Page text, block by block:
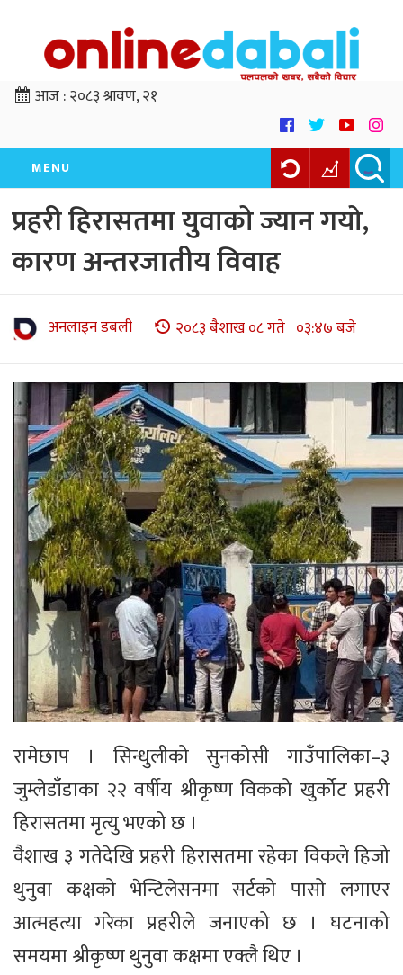
आज :२०८३ श्रावण, २१
MENU
प्रहरी हिरासतमा युवाको ज्यान गयो,
कारण अन्तरजातीय विवाह
अनलाइन डबली २०८३ बैशाख ०८ गते ०३:४७ बजे
रामेछाप । सिन्धुलीको सुनकोसी गाउँपालिका–३
जुम्लेडाँडाका २२ वर्षीय श्रीकृष्ण विकको खुर्कोट प्रहरी
हिरासतमा मृत्यु भएको छ ।
वैशाख ३ गतेदेखि प्रहरी हिरासतमा रहेका विकले हिजो
थुनुवा कक्षको भेन्टिलेसनमा सर्टको पासो लगाएर
आत्महत्या गरेका प्रहरीले जनाएको छ । घटनाको
समयमा श्रीकृष्ण थुनुवा कक्षमा एक्लै थिए ।